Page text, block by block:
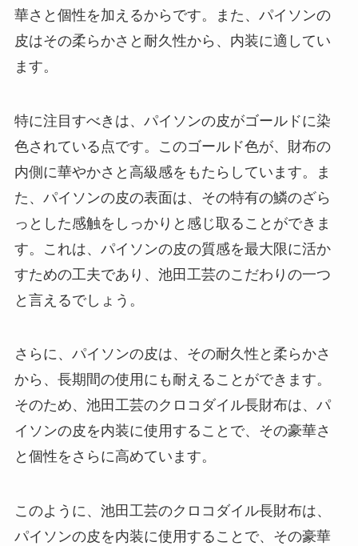
華さと個性を加えるからです。また、パイソンの
皮はその柔らかさと耐久性から、内装に適してい
ます。
特に注目すべきは、パイソンの皮がゴールドに染
色されている点です。このゴールド色が、財布の
内側に華やかさと高級感をもたらしています。ま
た、パイソンの皮の表面は、その特有の鱗のざら
っとした感触をしっかりと感じ取ることができま
す。これは、パイソンの皮の質感を最大限に活か
すための工夫であり、池田工芸のこだわりの一つ
と言えるでしょう。
さらに、パイソンの皮は、その耐久性と柔らかさ
から、長期間の使用にも耐えることができます。
そのため、池田工芸のクロコダイル長財布は、パ
イソンの皮を内装に使用することで、その豪華さ
と個性をさらに高めています。
このように、池田工芸のクロコダイル長財布は、
パイソンの皮を内装に使用することで、その豪華